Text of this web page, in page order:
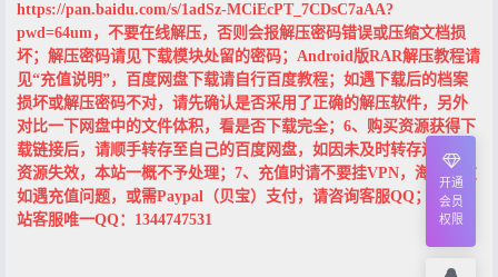
https://pan.baidu.com/s/1adSz-MCiEcPT_7CDsC7aAA?
pwd=64um，不要在线解压，否则会报解压密码错误或压缩文档损
坏；解压密码请见下载模块处留的密码；Android版RAR解压教程请
见“充值说明”，百度网盘下载请自行百度教程；如遇下载后的档案
损坏或解压密码不对，请先确认是否采用了正确的解压软件，另外
对比一下网盘中的文件体积，看是否下载完全；6、购买资源获得下
载链接后，请顺手转存至自己的百度网盘，如因未及时转存造成的
资源失效，本站一概不予处理；7、充值时请不要挂VPN，海外网友
如遇充值问题，或需Paypal（贝宝）支付，请咨询客服QQ；8、本
站客服唯一QQ：1344747531
开通
会员
权限